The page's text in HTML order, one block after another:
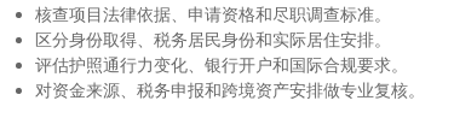
核查项目法律依据、申请资格和尽职调查标准。
区分身份取得、税务居民身份和实际居住安排。
评估护照通行力变化、银行开户和国际合规要求。
对资金来源、税务申报和跨境资产安排做专业复核。